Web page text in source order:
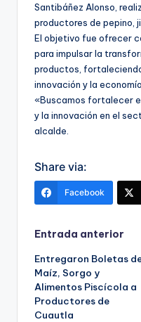
Santibáñez Alonso,
productores de pepino,
El objetivo fue ofrecer
para impulsar la
productos,
innovación y la
«Buscamos fortalecer
y la innovación en el
alcalde.
Share via:
Facebook
de
entradas
Entrada anterior
Entregaron Boletas
Maíz, Sorgo y
Alimentos Piscícola a
Productores de
Cuautla